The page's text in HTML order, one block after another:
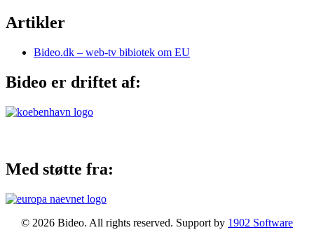
Artikler
Bideo.dk – web-tv bibiotek om EU
Bideo er driftet af:
Med støtte fra:
© 2026 Bideo. All rights reserved. Support by 1902 Software